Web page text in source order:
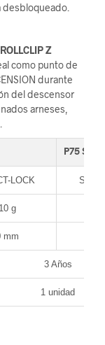
ROLLCLIP Z
como punto de
durante
del descensor
arneses,
P75 SL
LOCK
g
mm
3 Años
1 unidad